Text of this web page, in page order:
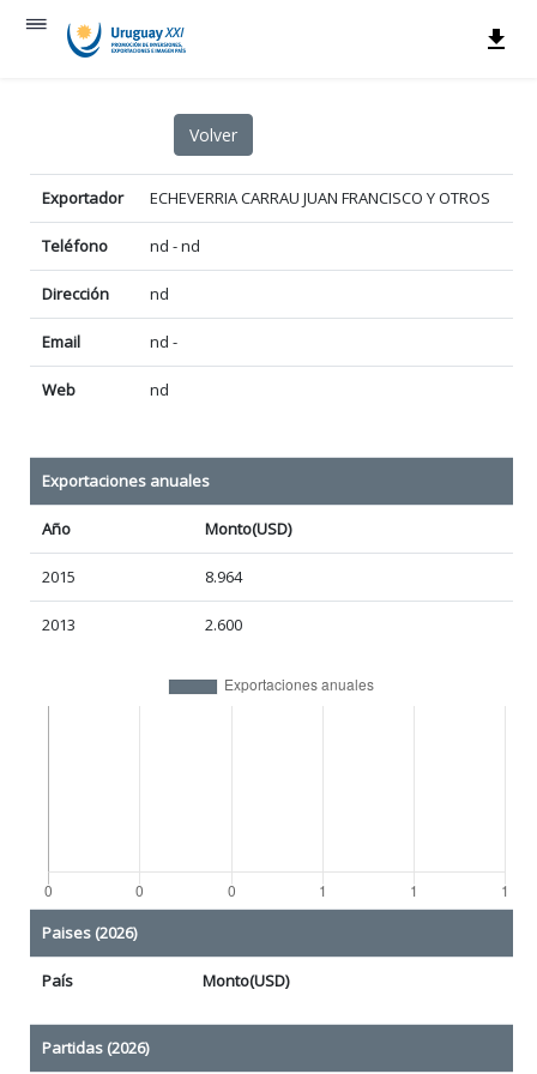
Exportador ECHEVERRIA CARRAU JUAN FRANCISCO Y OTROS
Teléfono nd - nd
Dirección nd
Email nd -
Web nd
Exportaciones anuales
Año Monto(USD)
2015 8.964
2013 2.600
Paises (2026)
País Monto(USD)
Partidas (2026)